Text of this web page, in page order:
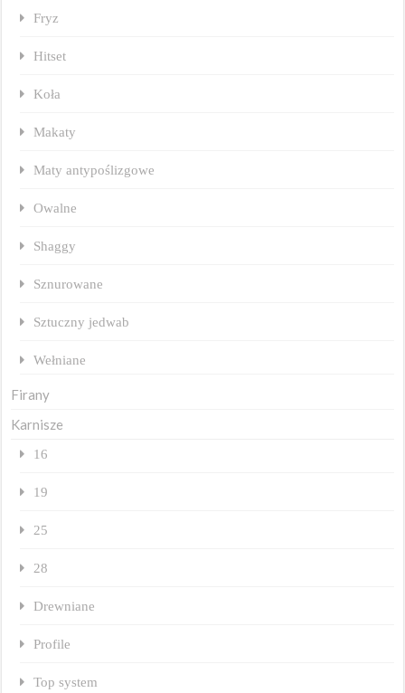
Fryz
Hitset
Koła
Makaty
Maty antypoślizgowe
Owalne
Shaggy
Sznurowane
Sztuczny jedwab
Wełniane
Firany
Karnisze
16
19
25
28
Drewniane
Profile
Top system